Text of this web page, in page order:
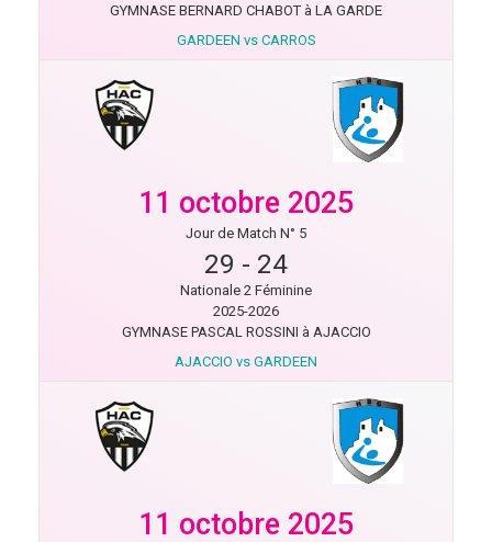
GYMNASE BERNARD CHABOT à LA GARDE
GARDEEN vs CARROS
11 octobre 2025
Jour de Match N° 5
29 - 24
Nationale 2 Féminine
2025-2026
GYMNASE PASCAL ROSSINI à AJACCIO
AJACCIO vs GARDEEN
11 octobre 2025